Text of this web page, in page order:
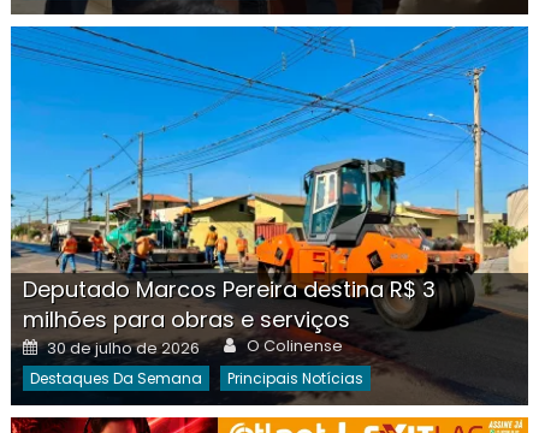
Deputado Marcos Pereira destina R$ 3
milhões para obras e serviços
Posted
on
30 de julho de 2026 Author
O Colinense
Destaques Da Semana Principais Notícias